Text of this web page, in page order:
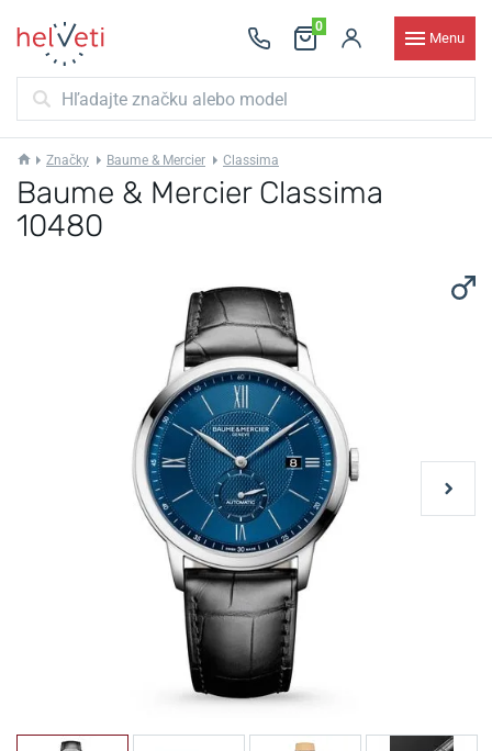
0
Menu
Značky Baume & Mercier Classima
Baume & Mercier Classima
10480